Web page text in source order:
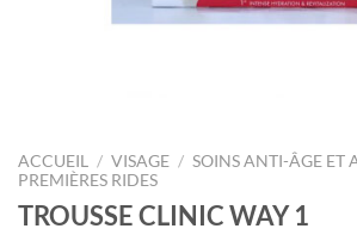
ACCUEIL / VISAGE / SOINS ANTI-ÂGE ET
PREMIÈRES RIDES
TROUSSE CLINIC WAY 1